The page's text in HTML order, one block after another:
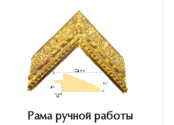
Рама ручной работы